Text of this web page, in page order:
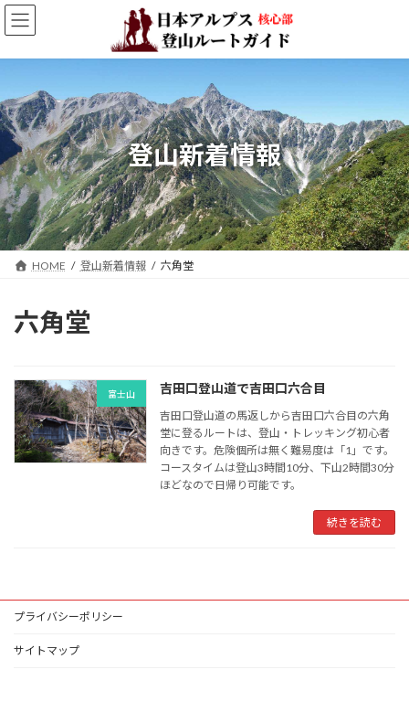
コ
ン
ン
へ
ス
キ
ッ
プ
ナ
ビ
ー
ョ
ン
に
移
動
登山新着情報
HOME 登山新着情報 六角堂
六角堂
富士山 吉田口登山道で吉田口六合目
吉田口登山道の馬返しから吉田口六合目の六角
堂に登るルートは、登山・トレッキング初心者
向きです。危険個所は無く難易度は「1」です。
コースタイムは登山3時間10分、下山2時間30分
ほどなので日帰り可能です。
続きを読む
プライバシーポリシー
サイトマップ